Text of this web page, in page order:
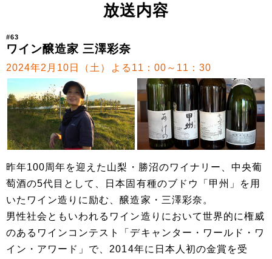
放送内容
#63
ワイン醸造家 三澤彩奈
2024年2月10日（土）よる11：00～11：30
昨年100周年を迎えた山梨・勝沼のワイナリー、中央葡
萄酒の5代目として、日本固有種のブドウ「甲州」を用
いたワイン造りに励む、醸造家・三澤彩奈。
男性社会ともいわれるワイン造りにおいて世界的に権威
のあるワインコンテスト「デキャンター・ワールド・ワ
イン・アワード」で、2014年に日本人初の金賞を受